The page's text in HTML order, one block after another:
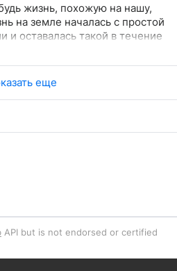
жизнь, похожую на нашу,
на земле началась с простой
и оставалась такой в течение
еще
API but is not endorsed or certified